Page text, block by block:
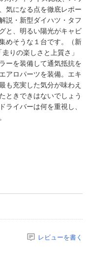
気になる点を徹底レポー
説・新型ダイハツ・タフ
と、明るい陽光がキャビ
めそうな１台です。（新
りの楽しさと上質さ」
ーを装備して通気抵抗を
アロパーツを装備。エキ
も充実した気分が味わえ
ときできはないでしょう
イバーは何を重視し、
レビューを書く